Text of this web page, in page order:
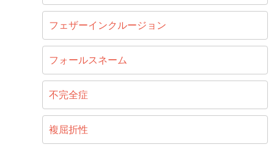
フェザーインクルージョン
フォールスネーム
不完全症
複屈折性